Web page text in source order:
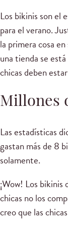
Los bikinis son el
para el verano.
la primera cosa
una tienda se
chicas deben
Millones
Las estadísticas
gastan más de 8
solamente.
¡Wow! Los
chicas no los
creo que las